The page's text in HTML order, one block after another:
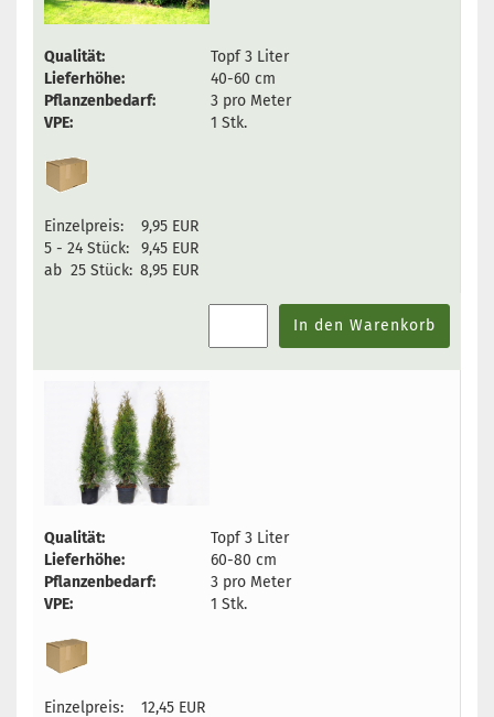
Qualität:
Topf 3 Liter
Lieferhöhe:
40-60 cm
Pflanzenbedarf:
3 pro Meter
VPE:
1 Stk.
Einzelpreis:
9,95 EUR
5 - 24 Stück:
9,45 EUR
ab 25 Stück: 8,95 EUR
In den Warenkorb
Qualität:
Topf 3 Liter
Lieferhöhe:
60-80 cm
Pflanzenbedarf:
3 pro Meter
VPE:
1 Stk.
Einzelpreis: 12,45 EUR